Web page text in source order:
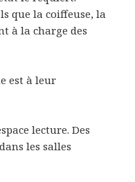
que la coiffeuse, la
à la charge des
est à leur
lecture. Des
les salles